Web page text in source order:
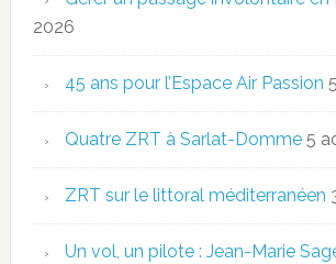
2026
45 ans pour l’Espace Air Passion
Quatre ZRT à Sarlat-Domme 5
ZRT sur le littoral méditerranéen
Un vol, un pilote : Jean-Marie